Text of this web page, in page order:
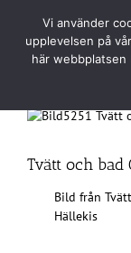
innehållet
Tvätt och bad
Bild från
Hällekis
Vi använder
upplevelsen på
här